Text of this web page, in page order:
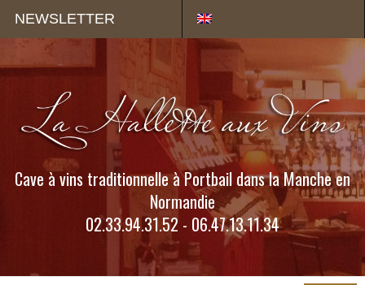
NEWSLETTER
Cave à vins traditionnelle à Portbail dans la Manche en
Normandie
02.33.94.31.52 - 06.47.13.11.34
Panneau de gestion des cookies